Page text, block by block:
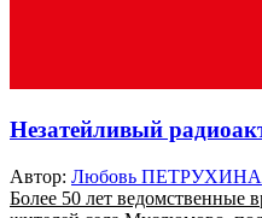
Незатейливый
Автор: Любовь ПЕТРУХИНА
Более 50 лет ведомственные